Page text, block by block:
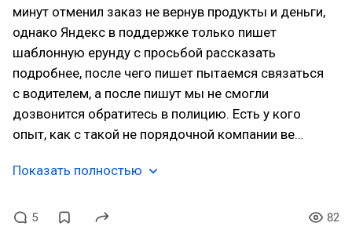
минут отменил заказ не вернув продукты и деньги,
однако Яндекс в поддержке только пишет
шаблонную ерунду с просьбой рассказать
подробнее, после чего пишет пытаемся связаться
с водителем, а после пишут мы не смогли
дозвонится обратитесь в полицию. Есть у кого
опыт, как с такой не порядочной компании ве…
Показать полностью
5 82